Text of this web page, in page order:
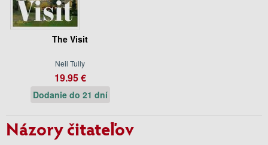
The Visit
Neil Tully
19.95 €
Dodanie do 21 dní
Názory čitateľov